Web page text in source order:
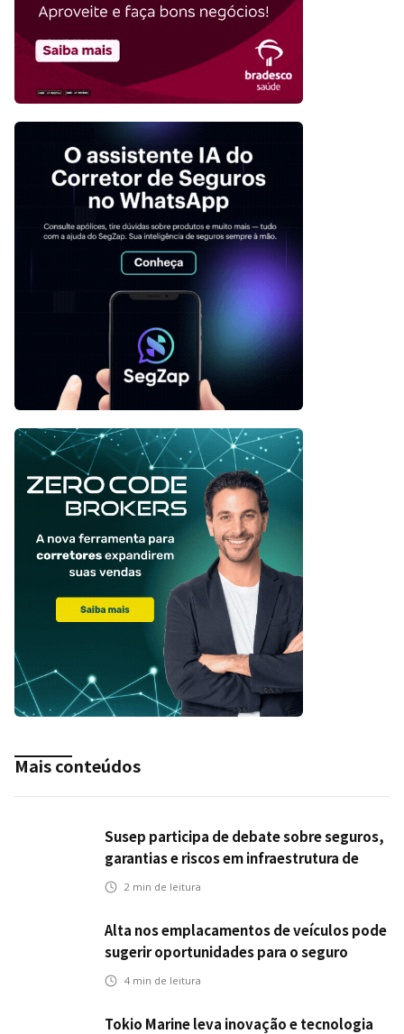
Mais conteúdos
Susep participa de debate sobre seguros,
garantias e riscos em infraestrutura de
transportes
2 min de leitura
Alta nos emplacamentos de veículos pode
sugerir oportunidades para o seguro
automotivo
4 min de leitura
Tokio Marine leva inovação e tecnologia